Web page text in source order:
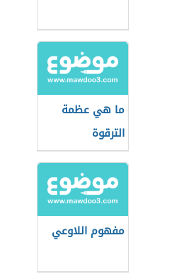
ما هي عظمة
الترقوة
مفهوم اللاوعي